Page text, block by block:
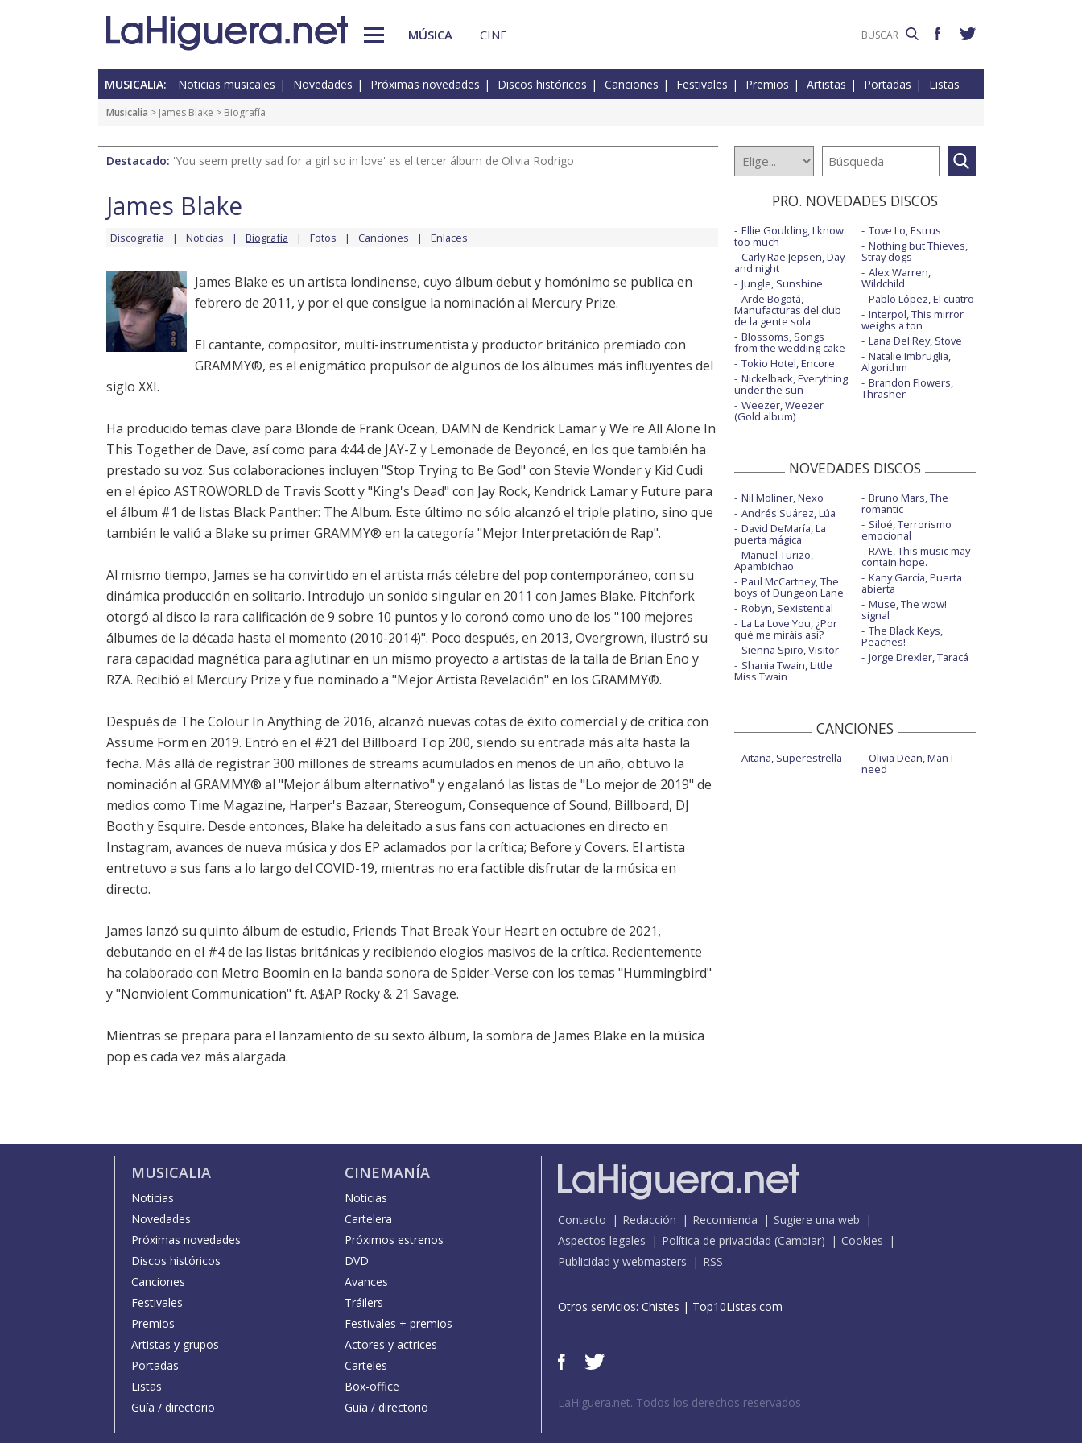
MÚSICA CINE
MUSICALIA: Noticias musicales Novedades Próximas novedades Discos históricos Canciones Festivales Premios Artistas Portadas Listas
Musicalia > James Blake > Biografía
Destacado: 'You seem pretty sad for a girl so in love' es el tercer álbum de Olivia Rodrigo
James Blake
Discografía Noticias Biografía Fotos Canciones Enlaces
James Blake es un artista londinense, cuyo álbum debut y homónimo se publica en
febrero de 2011, y por el que consigue la nominación al Mercury Prize.
El cantante, compositor, multi-instrumentista y productor británico premiado con
GRAMMY®, es el enigmático propulsor de algunos de los álbumes más influyentes del
siglo XXI.
Ha producido temas clave para Blonde de Frank Ocean, DAMN de Kendrick Lamar y We're All Alone In
This Together de Dave, así como para 4:44 de JAY-Z y Lemonade de Beyoncé, en los que también ha
prestado su voz. Sus colaboraciones incluyen "Stop Trying to Be God" con Stevie Wonder y Kid Cudi
en el épico ASTROWORLD de Travis Scott y "King's Dead" con Jay Rock, Kendrick Lamar y Future para
el álbum #1 de listas Black Panther: The Album. Este último no sólo alcanzó el triple platino, sino que
también le valió a Blake su primer GRAMMY® en la categoría "Mejor Interpretación de Rap".
Al mismo tiempo, James se ha convirtido en el artista más célebre del pop contemporáneo, con su
dinámica producción en solitario. Introdujo un sonido singular en 2011 con James Blake. Pitchfork
otorgó al disco la rara calificación de 9 sobre 10 puntos y lo coronó como uno de los "100 mejores
álbumes de la década hasta el momento (2010-2014)". Poco después, en 2013, Overgrown, ilustró su
rara capacidad magnética para aglutinar en un mismo proyecto a artistas de la talla de Brian Eno y
RZA. Recibió el Mercury Prize y fue nominado a "Mejor Artista Revelación" en los GRAMMY®.
Después de The Colour In Anything de 2016, alcanzó nuevas cotas de éxito comercial y de crítica con
Assume Form en 2019. Entró en el #21 del Billboard Top 200, siendo su entrada más alta hasta la
fecha. Más allá de registrar 300 millones de streams acumulados en menos de un año, obtuvo la
nominación al GRAMMY® al "Mejor álbum alternativo" y engalanó las listas de "Lo mejor de 2019" de
medios como Time Magazine, Harper's Bazaar, Stereogum, Consequence of Sound, Billboard, DJ
Booth y Esquire. Desde entonces, Blake ha deleitado a sus fans con actuaciones en directo en
Instagram, avances de nueva música y dos EP aclamados por la crítica; Before y Covers. El artista
entretuvo a sus fans a lo largo del COVID-19, mientras no era factible disfrutar de la música en
directo.
James lanzó su quinto álbum de estudio, Friends That Break Your Heart en octubre de 2021,
debutando en el #4 de las listas británicas y recibiendo elogios masivos de la crítica. Recientemente
ha colaborado con Metro Boomin en la banda sonora de Spider-Verse con los temas "Hummingbird"
y "Nonviolent Communication" ft. A$AP Rocky & 21 Savage.
Mientras se prepara para el lanzamiento de su sexto álbum, la sombra de James Blake en la música
pop es cada vez más alargada.
PRO. NOVEDADES DISCOS
Ellie Goulding, I know
too much
Carly Rae Jepsen, Day
and night
Jungle, Sunshine
Arde Bogotá,
Manufacturas del club
de la gente sola
Blossoms, Songs
from the wedding cake
Tokio Hotel, Encore
Nickelback, Everything
under the sun
Weezer, Weezer
(Gold album)
Tove Lo, Estrus
Nothing but Thieves,
Stray dogs
Alex Warren,
Wildchild
Pablo López, El cuatro
Interpol, This mirror
weighs a ton
Lana Del Rey, Stove
Natalie Imbruglia,
Algorithm
Brandon Flowers,
Thrasher
NOVEDADES DISCOS
Nil Moliner, Nexo
Andrés Suárez, Lúa
David DeMaría, La
puerta mágica
Manuel Turizo,
Apambichao
Paul McCartney, The
boys of Dungeon Lane
Robyn, Sexistential
La La Love You, ¿Por
qué me miráis así?
Sienna Spiro, Visitor
Shania Twain, Little
Miss Twain
Bruno Mars, The
romantic
Siloé, Terrorismo
emocional
RAYE, This music may
contain hope.
Kany García, Puerta
abierta
Muse, The wow!
signal
The Black Keys,
Peaches!
Jorge Drexler, Taracá
CANCIONES
Aitana, Superestrella Olivia Dean, Man I
need
MUSICALIA
Noticias
Novedades
Próximas novedades
Discos históricos
Canciones
Festivales
Premios
Artistas y grupos
Portadas
Listas
Guía / directorio
CINEMANÍA
Noticias
Cartelera
Próximos estrenos
DVD
Avances
Tráilers
Festivales + premios
Actores y actrices
Carteles
Box-office
Guía / directorio
Contacto Redacción Recomienda
Sugiere una web
Aspectos legales
Política de privacidad (Cambiar)
Cookies
Publicidad y webmasters
RSS
Otros servicios: Chistes | Top10Listas.com
LaHiguera.net. Todos los derechos reservados